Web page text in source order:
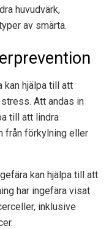
huvudvärk,
av smärta.
kan hjälpa till att
Att andas in
till att lindra
från förkylning eller
kan hjälpa till att
har ingefära visat
inklusive
.